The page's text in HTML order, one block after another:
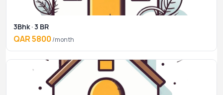
3Bhk · 3 BR
QAR 5800 /month